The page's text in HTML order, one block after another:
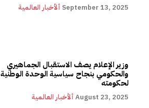
ألأخبار العالمية September 13, 2025
وزير الإعلام يصف الاستقبال الجماهيري
والحكومي بنجاح سياسية الوحدة الوطنية
لحكومته
ألأخبار العالمية August 23, 2025